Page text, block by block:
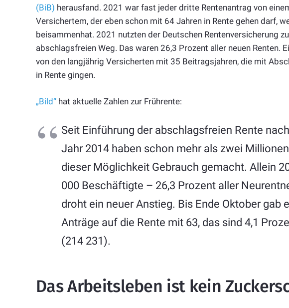
(BiB) herausfand. 2021 war fast jeder dritte Rentenantrag von
Versichertem, der eben schon mit 64 Jahren in Rente gehen darf,
beisammenhat. 2021 nutzten der Deutschen Rentenversicherung
abschlagsfreien Weg. Das waren 26,3 Prozent aller neuen Renten.
von den langjährig Versicherten mit 35 Beitragsjahren, die mit
in Rente gingen.
„Bild“ hat aktuelle Zahlen zur Frührente:
Seit Einführung der abschlagsfreien Rente
Jahr 2014 haben schon mehr als zwei
dieser Möglichkeit Gebrauch gemacht. Allein
000 Beschäftigte – 26,3 Prozent aller
droht ein neuer Anstieg. Bis Ende Oktober gab
Anträge auf die Rente mit 63, das sind 4,1
(214 231).
Das Arbeitsleben ist kein